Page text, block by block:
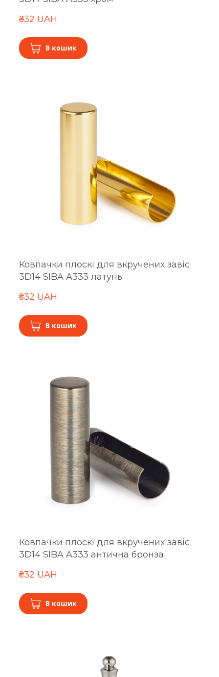
₴32 UAH
В кошик
Ковпачки плоскі для вкручених завіс
3D14 SIBA A333 латунь
₴32 UAH
В кошик
Ковпачки плоскі для вкручених завіс
3D14 SIBA A333 антична бронза
₴32 UAH
В кошик